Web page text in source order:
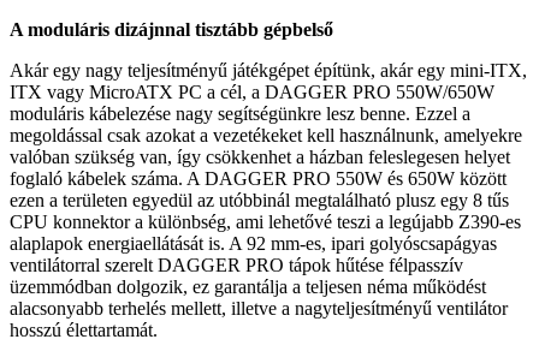
A moduláris dizájnnal tisztább gépbelső
Akár egy nagy teljesítményű játékgépet építünk, akár egy mini-ITX,
ITX vagy MicroATX PC a cél, a DAGGER PRO 550W/650W
moduláris kábelezése nagy segítségünkre lesz benne. Ezzel a
megoldással csak azokat a vezetékeket kell használnunk, amelyekre
valóban szükség van, így csökkenhet a házban feleslegesen helyet
foglaló kábelek száma. A DAGGER PRO 550W és 650W között
ezen a területen egyedül az utóbbinál megtalálható plusz egy 8 tűs
CPU konnektor a különbség, ami lehetővé teszi a legújabb Z390-es
alaplapok energiaellátását is. A 92 mm-es, ipari golyóscsapágyas
ventilátorral szerelt DAGGER PRO tápok hűtése félpasszív
üzemmódban dolgozik, ez garantálja a teljesen néma működést
alacsonyabb terhelés mellett, illetve a nagyteljesítményű ventilátor
hosszú élettartamát.